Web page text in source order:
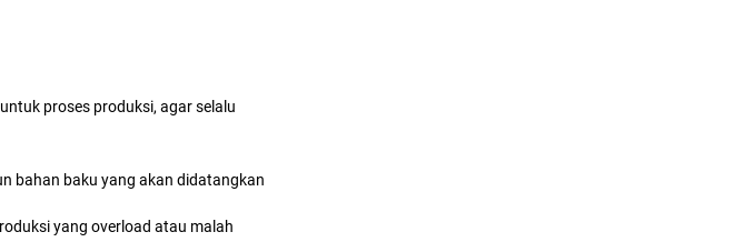
proses produksi, agar selalu
bahan baku yang akan didatangkan
yang overload atau malah